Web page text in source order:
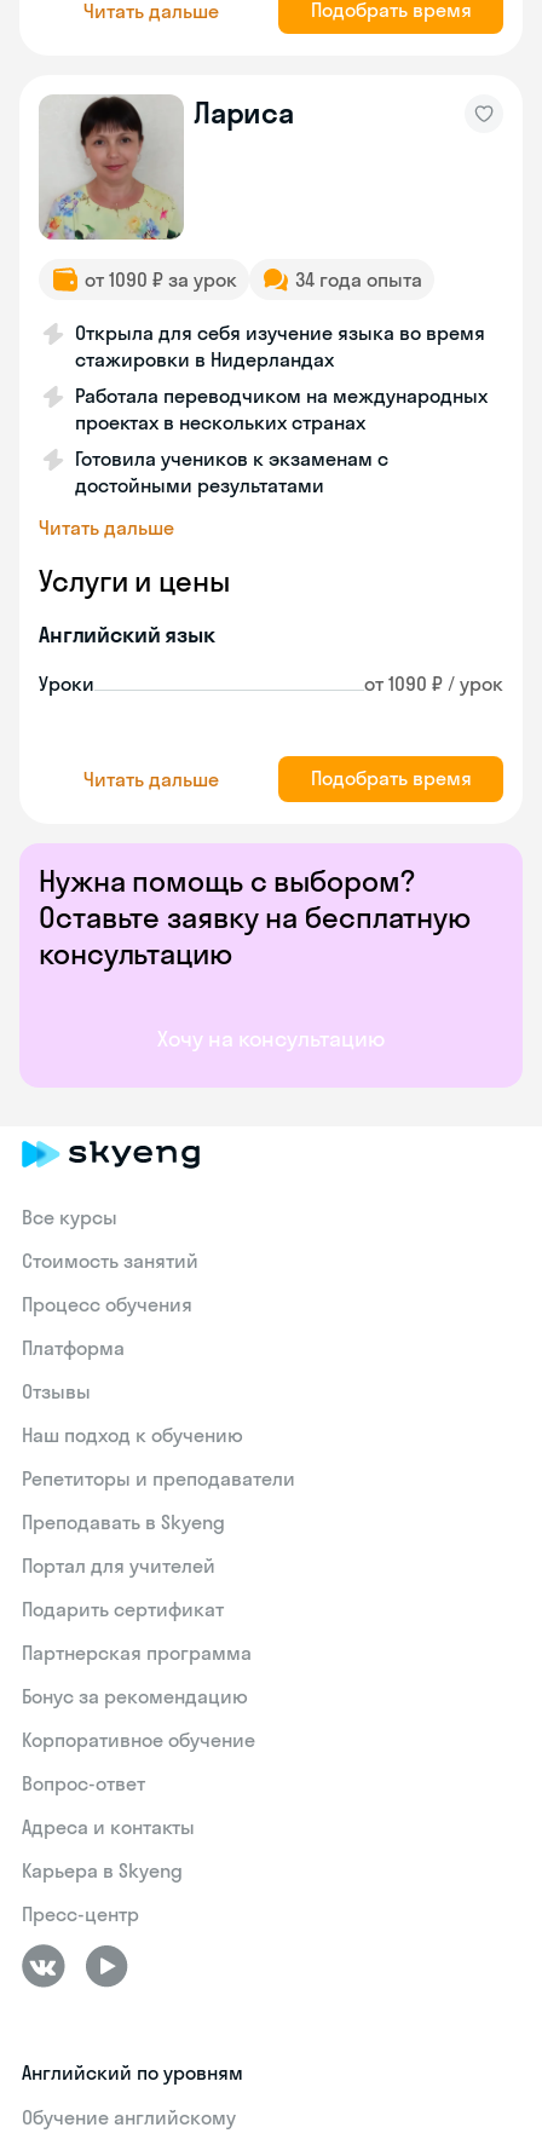
Нужна помощь с выбором?
Оставьте заявку на бесплатную
консультацию
Хочу на консультацию
Читать дальше Подобрать время
Лариса
от 1090 ₽ за урок 34 года опыта
Открыла для себя изучение языка во время
стажировки в Нидерландах
Работала переводчиком на международных
проектах в нескольких странах
Готовила учеников к экзаменам с
достойными результатами
Читать дальше
Услуги и цены
Английский язык
Уроки от 1090 ₽ / урок
Читать дальше Подобрать время
Все курсы
Стоимость занятий
Процесс обучения
Платформа
Отзывы
Наш подход к обучению
Репетиторы и преподаватели
Преподавать в Skyeng
Портал для учителей
Подарить сертификат
Партнерская программа
Бонус за рекомендацию
Корпоративное обучение
Вопрос-ответ
Адреса и контакты
Карьера в Skyeng
Пресс-центр
Английский по уровням
Обучение английскому